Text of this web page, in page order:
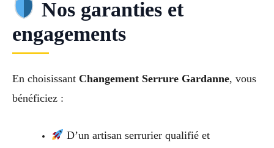
Nos garanties et
engagements
En choisissant Changement Serrure Gardanne, vous
bénéficiez :
D’un artisan serrurier qualifié et